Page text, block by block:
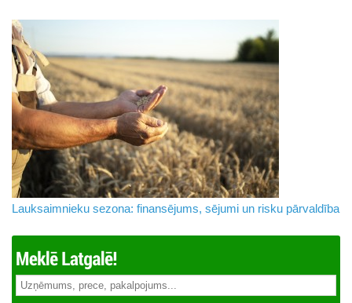
Lauksaimnieku sezona: finansējums, sējumi un risku pārvaldība